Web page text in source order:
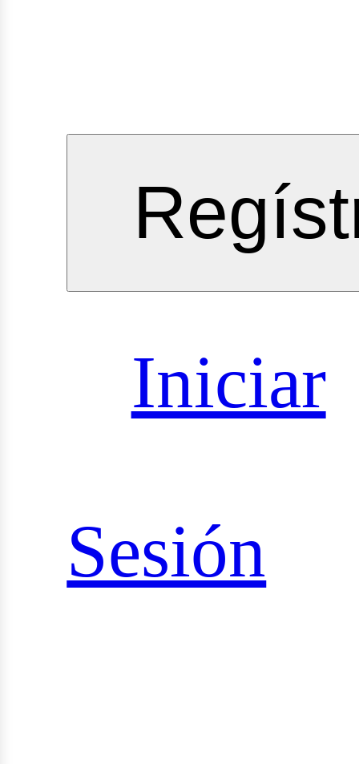
Iniciar
Sesión